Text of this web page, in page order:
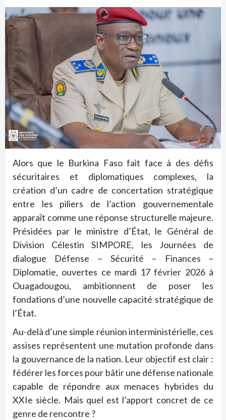
Alors que le Burkina Faso fait face à des défis
sécuritaires et diplomatiques complexes, la
création d’un cadre de concertation stratégique
entre les piliers de l’action gouvernementale
apparaît comme une réponse structurelle majeure.
Présidées par le ministre d’État, le Général de
Division Célestin SIMPORE, les Journées de
dialogue Défense – Sécurité – Finances –
Diplomatie, ouvertes ce mardi 17 février 2026 à
Ouagadougou, ambitionnent de poser les
fondations d’une nouvelle capacité stratégique de
l’État.
Au-delà d’une simple réunion interministérielle, ces
assises représentent une mutation profonde dans
la gouvernance de la nation. Leur objectif est clair :
fédérer les forces pour bâtir une défense nationale
capable de répondre aux menaces hybrides du
XXIe siècle. Mais quel est l’apport concret de ce
genre de rencontre ?